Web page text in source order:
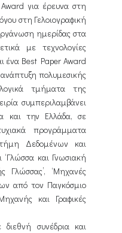
για έρευνα στη
στη Γελοιογραφική
ημερίδας στα
με τεχνολογίες
ένα Best Paper Award
πολυμεσικής
τμήματα της
συμπεριλαμβάνει
και την Ελλάδα, σε
προγράμματα
Δεδομένων και
‘Γλώσσα και Γνωσιακή
Γλώσσας’, ‘Μηχανές
από τον Παγκόσμιο
και Γραφικές
συνέδρια και